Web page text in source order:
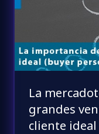
La
grandes
cliente